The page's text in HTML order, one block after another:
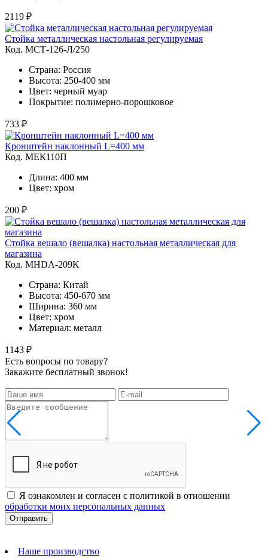
2119 ₽
Стойка металлическая настольная регулируемая
Код. MСТ-126-Л/250
Страна: Россия
Высота: 250-400 мм
Цвет: черный муар
Покрытие: полимерно-порошковое
733 ₽
Кронштейн наклонный L=400 мм
Код. MЕК110П
Длина: 400 мм
Цвет: хром
200 ₽
Стойка вешало (вешалка) настольная металлическая для
магазина
Код. MHDA-209K
Страна: Китай
Высота: 450-670 мм
Ширина: 360 мм
Цвет: хром
Материал: металл
1143 ₽
Есть вопросы по товару?
Закажите бесплатный звонок!
Я ознакомлен и согласен с политикой в отношении
обработки моих персональных данных
Наше производство